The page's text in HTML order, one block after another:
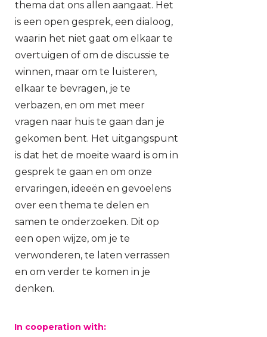
thema dat ons allen aangaat. Het
is een open gesprek, een dialoog,
waarin het niet gaat om elkaar te
overtuigen of om de discussie te
winnen, maar om te luisteren,
elkaar te bevragen, je te
verbazen, en om met meer
vragen naar huis te gaan dan je
gekomen bent. Het uitgangspunt
is dat het de moeite waard is om in
gesprek te gaan en om onze
ervaringen, ideeën en gevoelens
over een thema te delen en
samen te onderzoeken. Dit op
een open wijze, om je te
verwonderen, te laten verrassen
en om verder te komen in je
denken.
In cooperation with: